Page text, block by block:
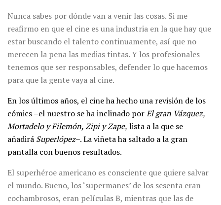
Nunca sabes por dónde van a venir las cosas. Si me
reafirmo en que el cine es una industria en la que hay que
estar buscando el talento continuamente, así que no
merecen la pena las medias tintas. Y los profesionales
tenemos que ser responsables, defender lo que hacemos
para que la gente vaya al cine.
En los últimos años, el cine ha hecho una revisión de los
cómics –el nuestro se ha inclinado porEl gran Vázquez,
Mortadelo y Filemón, Zipi y Zape, lista a la que se
añadirá Superlópez–. La viñeta ha saltado a la gran
pantalla con buenos resultados.
El superhéroe americano es consciente que quiere salvar
el mundo. Bueno, los ‘supermanes’ de los sesenta eran
cochambrosos, eran películas B, mientras que las de